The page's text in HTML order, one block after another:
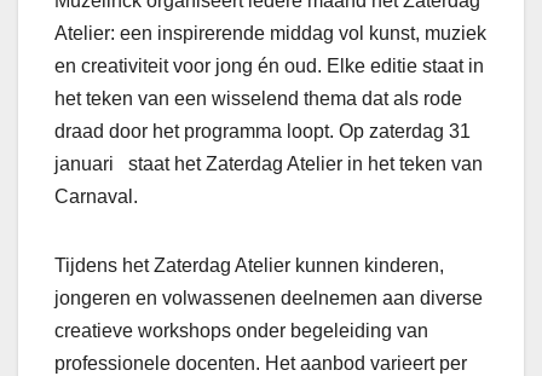
Atelier: een inspirerende middag vol kunst, muziek
en creativiteit voor jong én oud. Elke editie staat in
het teken van een wisselend thema dat als rode
draad door het programma loopt. Op zaterdag 31
januari staat het Zaterdag Atelier in het teken van
Carnaval.
Tijdens het Zaterdag Atelier kunnen kinderen,
jongeren en volwassenen deelnemen aan diverse
creatieve workshops onder begeleiding van
professionele docenten. Het aanbod varieert per